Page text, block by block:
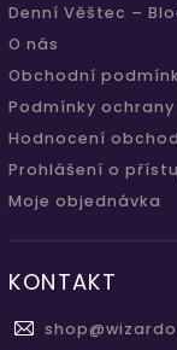
Denní Věštec –
O nás
Obchodní
Podmínky
Hodnocení
Prohlášení o
Moje objednávka
KONTAKT
shop@